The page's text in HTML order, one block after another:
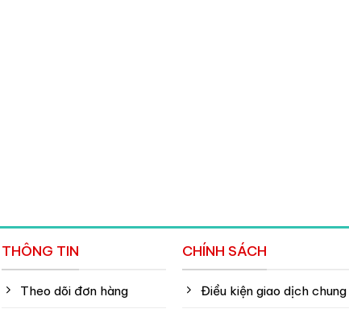
THÔNG TIN
Theo dõi đơn hàng
CHÍNH SÁCH
Điều kiện giao dịch chung